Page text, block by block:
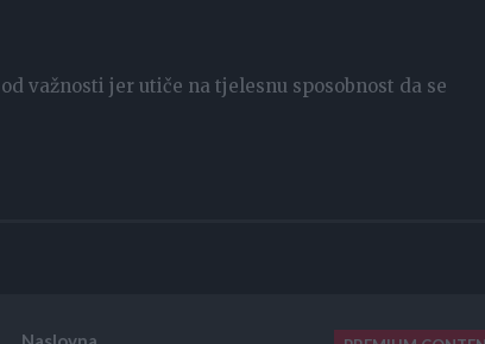
važnosti jer utiče na tjelesnu sposobnost da se